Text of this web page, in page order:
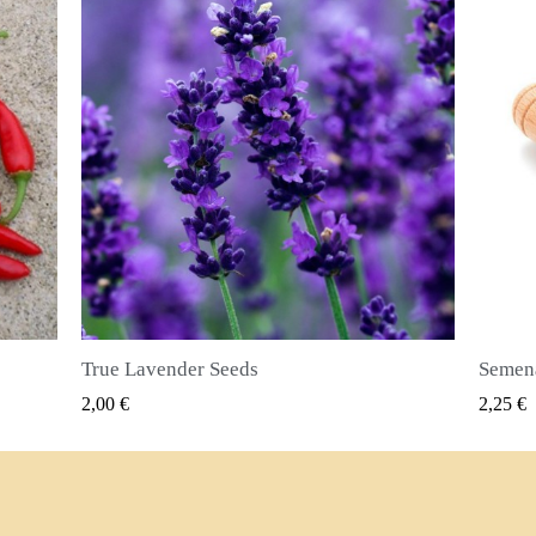
RYCHLÝ NÁHLED
Semena nového koření (Pimenta dioica)
2,25 € 2,50